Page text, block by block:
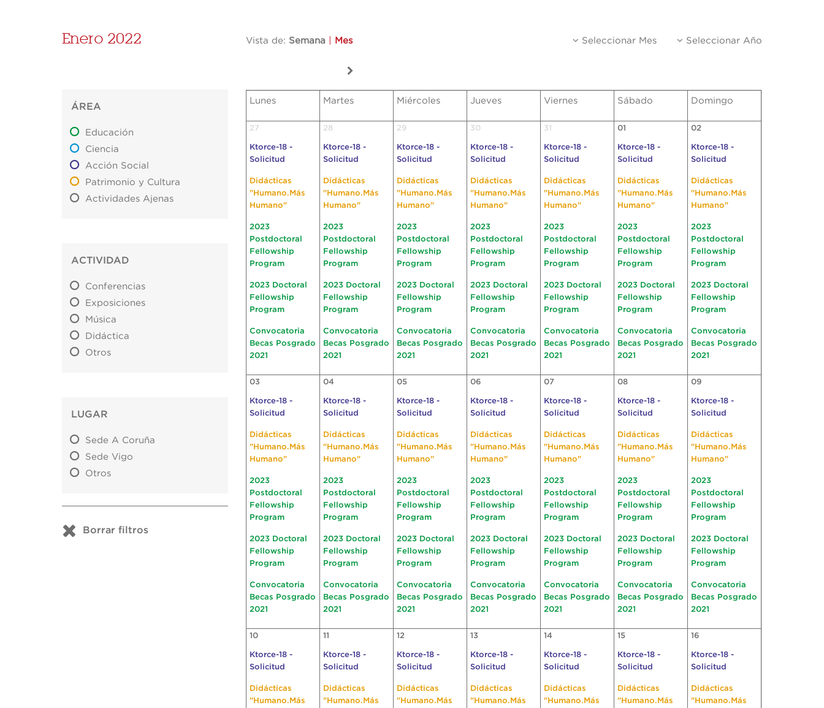
Enero 2022 Vista de: Semana Mes Seleccionar Mes Seleccionar Año
ÁREA
Educación
Ciencia
Acción Social
Patrimonio y Cultura
Actividades Ajenas
ACTIVIDAD
Conferencias
Exposiciones
Música
Didáctica
Otros
LUGAR
Sede A Coruña
Sede Vigo
Otros
Borrar filtros
Lunes Martes Miércoles Jueves Viernes Sábado Domingo
27
Ktorce-18 -
Solicitud
Didácticas
"Humano.Más
Humano"
2023
Postdoctoral
Fellowship
Program
2023 Doctoral
Fellowship
Program
Convocatoria
Becas Posgrado
2021
28
Ktorce-18 -
Solicitud
Didácticas
"Humano.Más
Humano"
2023
Postdoctoral
Fellowship
Program
2023 Doctoral
Fellowship
Program
Convocatoria
Becas Posgrado
2021
29
Ktorce-18 -
Solicitud
Didácticas
"Humano.Más
Humano"
2023
Postdoctoral
Fellowship
Program
2023 Doctoral
Fellowship
Program
Convocatoria
Becas Posgrado
2021
30
Ktorce-18 -
Solicitud
Didácticas
"Humano.Más
Humano"
2023
Postdoctoral
Fellowship
Program
2023 Doctoral
Fellowship
Program
Convocatoria
Becas Posgrado
2021
31
Ktorce-18 -
Solicitud
Didácticas
"Humano.Más
Humano"
2023
Postdoctoral
Fellowship
Program
2023 Doctoral
Fellowship
Program
Convocatoria
Becas Posgrado
2021
01
Ktorce-18 -
Solicitud
Didácticas
"Humano.Más
Humano"
2023
Postdoctoral
Fellowship
Program
2023 Doctoral
Fellowship
Program
Convocatoria
Becas Posgrado
2021
02
Ktorce-18 -
Solicitud
Didácticas
"Humano.Más
Humano"
2023
Postdoctoral
Fellowship
Program
2023 Doctoral
Fellowship
Program
Convocatoria
Becas Posgrado
2021
03
Ktorce-18 -
Solicitud
Didácticas
"Humano.Más
Humano"
2023
Postdoctoral
Fellowship
Program
2023 Doctoral
Fellowship
Program
Convocatoria
Becas Posgrado
2021
04
Ktorce-18 -
Solicitud
Didácticas
"Humano.Más
Humano"
2023
Postdoctoral
Fellowship
Program
2023 Doctoral
Fellowship
Program
Convocatoria
Becas Posgrado
2021
05
Ktorce-18 -
Solicitud
Didácticas
"Humano.Más
Humano"
2023
Postdoctoral
Fellowship
Program
2023 Doctoral
Fellowship
Program
Convocatoria
Becas Posgrado
2021
06
Ktorce-18 -
Solicitud
Didácticas
"Humano.Más
Humano"
2023
Postdoctoral
Fellowship
Program
2023 Doctoral
Fellowship
Program
Convocatoria
Becas Posgrado
2021
07
Ktorce-18 -
Solicitud
Didácticas
"Humano.Más
Humano"
2023
Postdoctoral
Fellowship
Program
2023 Doctoral
Fellowship
Program
Convocatoria
Becas Posgrado
2021
08
Ktorce-18 -
Solicitud
Didácticas
"Humano.Más
Humano"
2023
Postdoctoral
Fellowship
Program
2023 Doctoral
Fellowship
Program
Convocatoria
Becas Posgrado
2021
09
Ktorce-18 -
Solicitud
Didácticas
"Humano.Más
Humano"
2023
Postdoctoral
Fellowship
Program
2023 Doctoral
Fellowship
Program
Convocatoria
Becas Posgrado
2021
10
Ktorce-18 -
Solicitud
Didácticas
"Humano.Más
11
Ktorce-18 -
Solicitud
Didácticas
"Humano.Más
12
Ktorce-18 -
Solicitud
Didácticas
"Humano.Más
13
Ktorce-18 -
Solicitud
Didácticas
"Humano.Más
14
Ktorce-18 -
Solicitud
Didácticas
"Humano.Más
15
Ktorce-18 -
Solicitud
Didácticas
"Humano.Más
16
Ktorce-18 -
Solicitud
Didácticas
"Humano.Más